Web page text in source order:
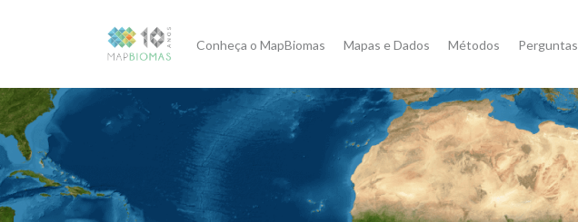
Conheça o MapBiomas Mapas e Dados Métodos